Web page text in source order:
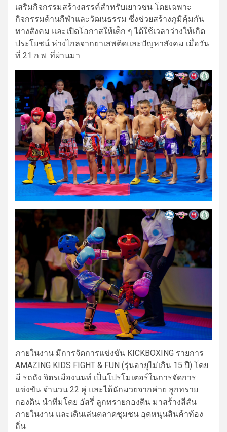
เสริมกิจกรรมสร้างสรรค์สำหรับเยาวชน โดยเฉพาะ
กิจกรรมด้านกีฬาและวัฒนธรรม ซึ่งช่วยสร้างภูมิคุ้มกัน
ทางสังคม และเปิดโอกาสให้เด็ก ๆ ได้ใช้เวลาว่างให้เกิด
ประโยชน์ ห่างไกลจากยาเสพติดและปัญหาสังคม เมื่อวัน
ที่ 21 ก.พ. ที่ผ่านมา
ภายในงาน มีการจัดการแข่งขัน KICKBOXING รายการ
AMAZING KIDS FIGHT & FUN (รุ่นอายุไม่เกิน 15 ปี) โดย
มี รถถัง จิตรเมืองนนท์ เป็นโปรโมเตอร์ในการจัดการ
แข่งขัน จำนวน 22 คู่ และได้นักมวยจากค่าย ลูกทราย
กองดิน นำทีมโดย อัสรี่ ลูกทรายกองดิน มาสร้างสีสัน
ภายในงาน และเดินเล่นตลาดชุมชน อุดหนุนสินค้าท้อง
ถิ่น